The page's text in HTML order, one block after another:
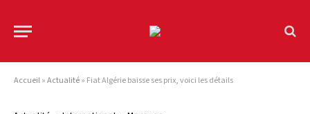
Accueil»Actualité» Fiat Algérie baisse ses prix, voici les détails